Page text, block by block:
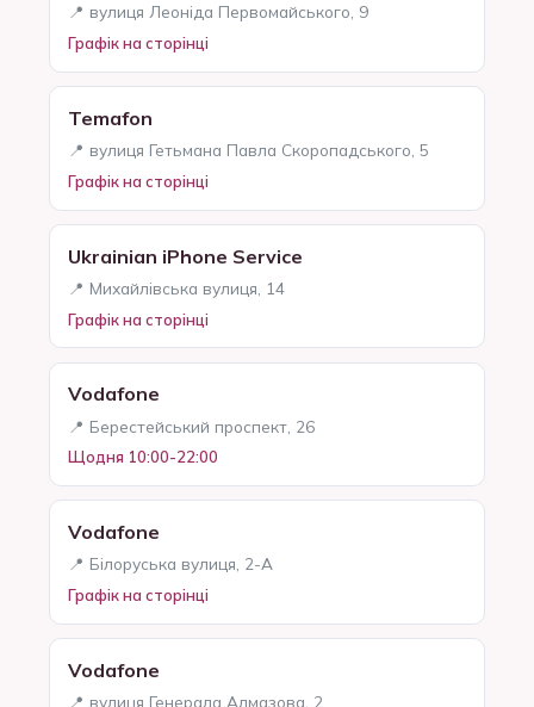
📍 вулиця Леоніда Первомайського, 9
Графік на сторінці
Temafon
📍 вулиця Гетьмана Павла Скоропадського, 5
Графік на сторінці
Ukrainian iPhone Service
📍 Михайлівська вулиця, 14
Графік на сторінці
Vodafone
📍 Берестейський проспект, 26
Щодня 10:00-22:00
Vodafone
📍 Білоруська вулиця, 2-А
Графік на сторінці
Vodafone
📍 вулиця Генерала Алмазова, 2